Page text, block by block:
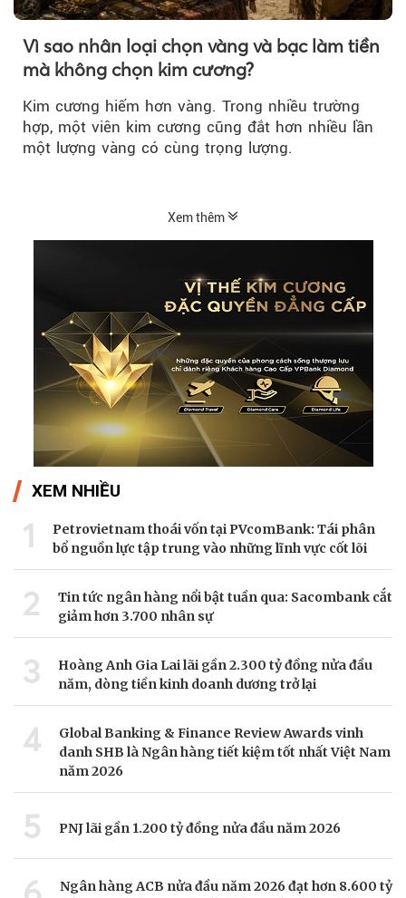
Vì sao nhân loại chọn vàng và bạc làm tiền
mà không chọn kim cương?
Kim cương hiếm hơn vàng. Trong nhiều trường
hợp, một viên kim cương cũng đắt hơn nhiều lần
một lượng vàng có cùng trọng lượng.
Xem thêm
XEM NHIỀU
1
Petrovietnam thoái vốn tại PVcomBank: Tái phân
bổ nguồn lực tập trung vào những lĩnh vực cốt lõi
2
Tin tức ngân hàng nổi bật tuần qua: Sacombank cắt
giảm hơn 3.700 nhân sự
3
Hoàng Anh Gia Lai lãi gần 2.300 tỷ đồng nửa đầu
năm, dòng tiền kinh doanh dương trở lại
4
Global Banking & Finance Review Awards vinh
danh SHB là Ngân hàng tiết kiệm tốt nhất Việt Nam
năm 2026
5 PNJ lãi gần 1.200 tỷ đồng nửa đầu năm 2026
Ngân hàng ACB nửa đầu năm 2026 đạt hơn 8.600 tỷ